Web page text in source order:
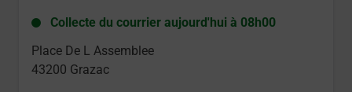
Collecte du courrier aujourd'hui à 08h00
Place De L Assemblee
43200 Grazac